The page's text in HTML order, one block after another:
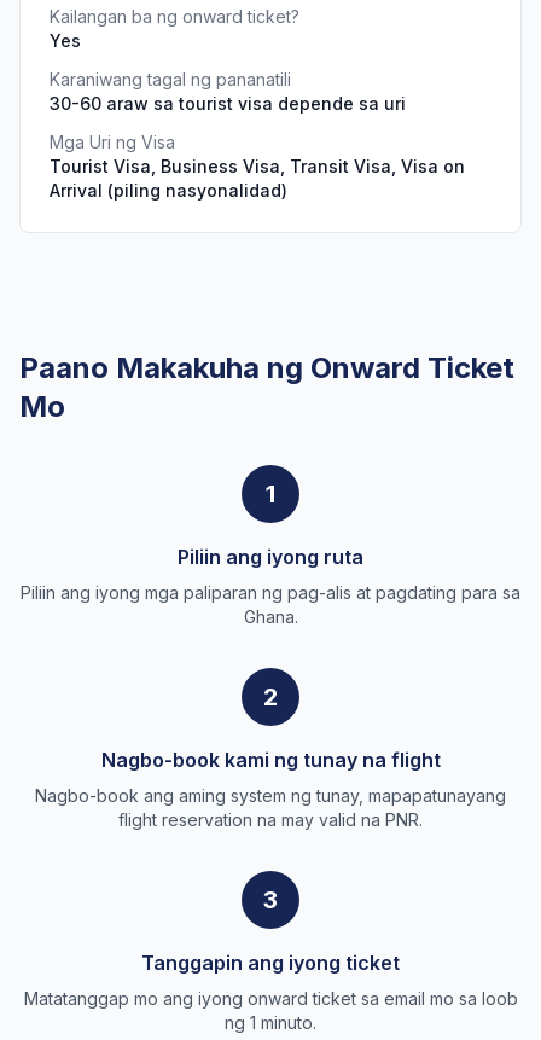
Kailangan ba ng onward ticket?
Yes
Karaniwang tagal ng pananatili
30-60 araw sa tourist visa depende sa uri
Mga Uri ng Visa
Tourist Visa, Business Visa, Transit Visa, Visa on
Arrival (piling nasyonalidad)
Paano Makakuha ng Onward Ticket
Mo
1
Piliin ang iyong ruta
Piliin ang iyong mga paliparan ng pag-alis at pagdating para sa
Ghana.
2
Nagbo-book kami ng tunay na flight
Nagbo-book ang aming system ng tunay, mapapatunayang
flight reservation na may valid na PNR.
3
Tanggapin ang iyong ticket
Matatanggap mo ang iyong onward ticket sa email mo sa loob
ng 1 minuto.